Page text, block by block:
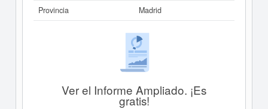
Provincia
Madrid
Ver el Informe Ampliado. ¡Es
gratis!